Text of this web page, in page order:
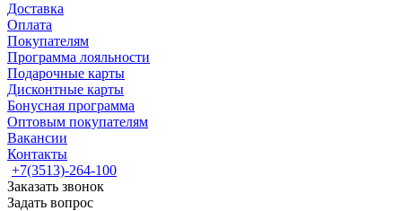
Доставка
Оплата
Покупателям
Программа лояльности
Подарочные карты
Дисконтные карты
Бонусная программа
Оптовым покупателям
Вакансии
Контакты
+7(3513)-264-100
Заказать звонок
Задать вопрос